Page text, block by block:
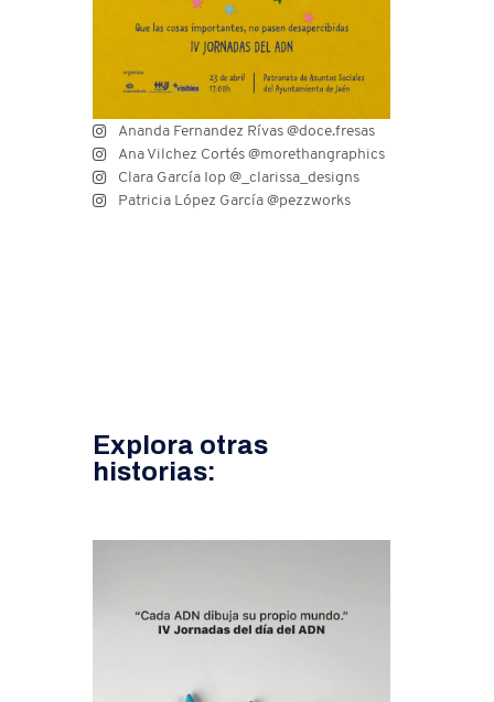
Ananda Fernandez Rívas @doce.fresas
Ana Vilchez Cortés @morethangraphics
Clara García Iop @_clarissa_designs
Patricia López García @pezzworks
Explora otras
historias: